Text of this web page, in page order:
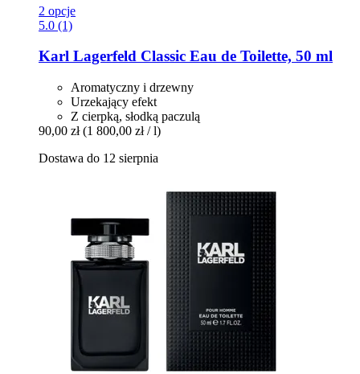
2 opcje
5.0 (1)
Karl Lagerfeld Classic Eau de Toilette, 50 ml
Aromatyczny i drzewny
Urzekający efekt
Z cierpką, słodką paczulą
90,00 zł (1 800,00 zł / l)
Dostawa do 12 sierpnia